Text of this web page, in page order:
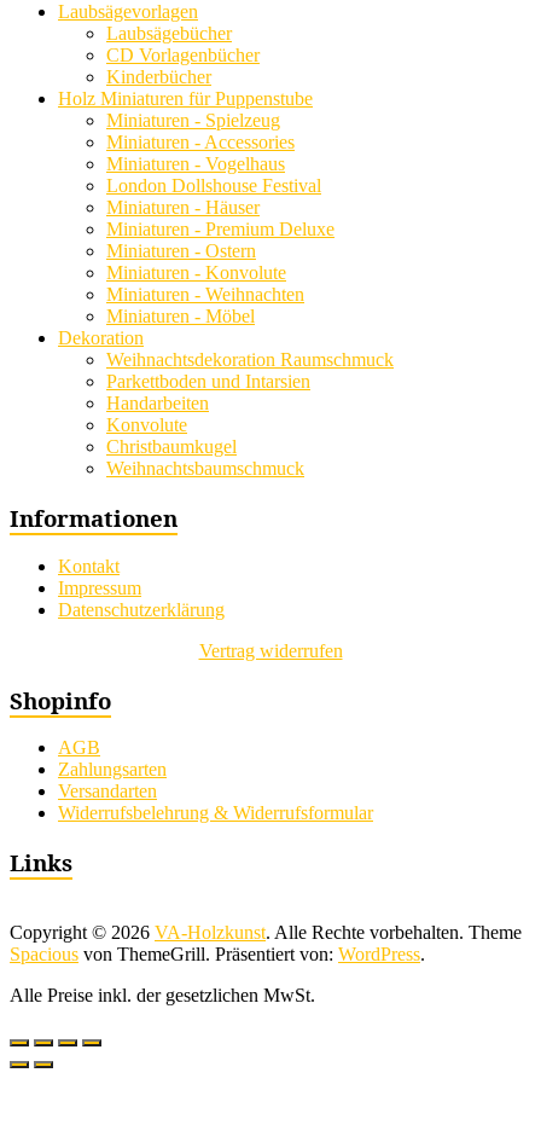
Laubsägevorlagen
Laubsägebücher
CD Vorlagenbücher
Kinderbücher
Holz Miniaturen für Puppenstube
Miniaturen - Spielzeug
Miniaturen - Accessories
Miniaturen - Vogelhaus
London Dollshouse Festival
Miniaturen - Häuser
Miniaturen - Premium Deluxe
Miniaturen - Ostern
Miniaturen - Konvolute
Miniaturen - Weihnachten
Miniaturen - Möbel
Dekoration
Weihnachtsdekoration Raumschmuck
Parkettboden und Intarsien
Handarbeiten
Konvolute
Christbaumkugel
Weihnachtsbaumschmuck
Informationen
Kontakt
Impressum
Datenschutzerklärung
Vertrag widerrufen
Shopinfo
AGB
Zahlungsarten
Versandarten
Widerrufsbelehrung & Widerrufsformular
Links
Copyright © 2026 VA-Holzkunst. Alle Rechte vorbehalten. Theme
Spacious von ThemeGrill. Präsentiert von: WordPress.
Alle Preise inkl. der gesetzlichen MwSt.